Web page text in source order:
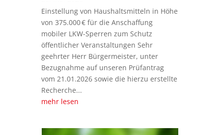
Einstellung von Haushaltsmitteln in Höhe
von 375.000 € für die Anschaffung
mobiler LKW-Sperren zum Schutz
öffentlicher Veranstaltungen Sehr
geehrter Herr Bürgermeister, unter
Bezugnahme auf unseren Prüfantrag
vom 21.01.2026 sowie die hierzu erstellte
Recherche...
mehr lesen